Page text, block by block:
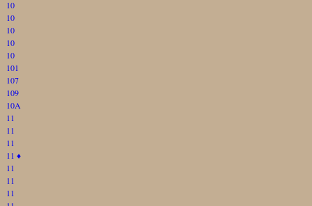
10
10
10
10
10
101
107
109
10A
11
11
11
11 ♦
11
11
11